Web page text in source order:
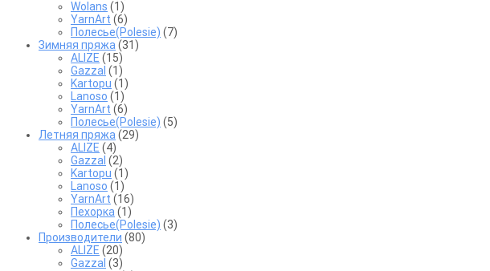
Wolans (1)
YarnArt (6)
Полесье(Polesie) (7)
Зимняя пряжа(31)
ALIZE (15)
Gazzal (1)
Kartopu (1)
Lanoso (1)
YarnArt (6)
Полесье(Polesie) (5)
Летняя пряжа(29)
ALIZE (4)
Gazzal (2)
Kartopu (1)
Lanoso (1)
YarnArt (16)
Пехорка(1)
Полесье(Polesie) (3)
Производители (80)
ALIZE (20)
Gazzal (3)